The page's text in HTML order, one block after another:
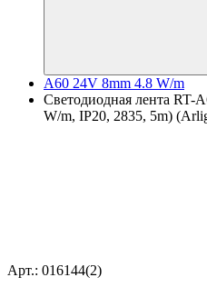
A60 24V 8mm 4.8 W/m
Светодиодная лента RT-
W/m, IP20, 2835, 5m)
Арт.: 016144(2)